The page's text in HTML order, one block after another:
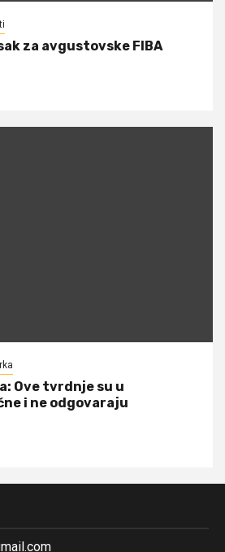
za avgustovske FIBA
​Ove tvrdnje su u
i ne odgovaraju